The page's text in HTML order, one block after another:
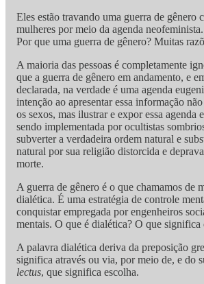
Eles estão travando uma guerra de gênero
mulheres por meio da agenda
Por que uma guerra de gênero? Muitas
A maioria das pessoas é completamente
que a guerra de gênero em andamento, e
declarada, na verdade é uma agenda
intenção ao apresentar essa informação
os sexos, mas ilustrar e expor essa agenda
sendo implementada por ocultistas
subverter a verdadeira ordem natural e
natural por sua religião distorcida e
morte.
A guerra de gênero é o que chamamos de
dialética. É uma estratégia de controle
conquistar empregada por engenheiros
mentais. O que é dialética? O que significa
A palavra dialética deriva da preposição
significa através ou via, por meio de, e do
lectus, que significa escolha.